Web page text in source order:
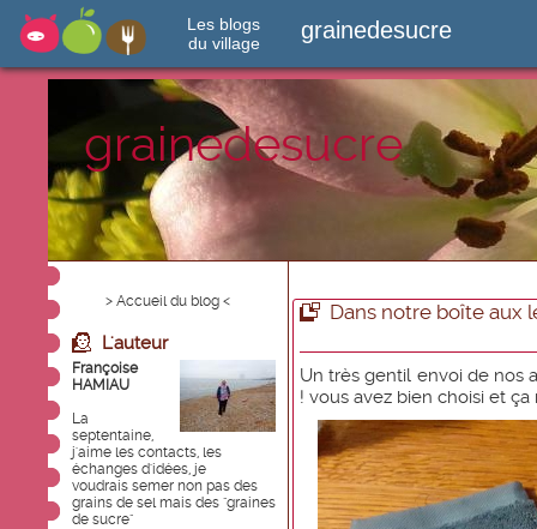
Les blogs
du village
grainedesucre
grainedesucre
> Accueil du blog <
L'auteur
Françoise
HAMIAU
La
septentaine,
j'aime les contacts, les
échanges d'idées, je
voudrais semer non pas des
grains de sel mais des "graines
de sucre"
Dans notre boîte aux
Un très gentil envoi de nos
! vous avez bien choisi et